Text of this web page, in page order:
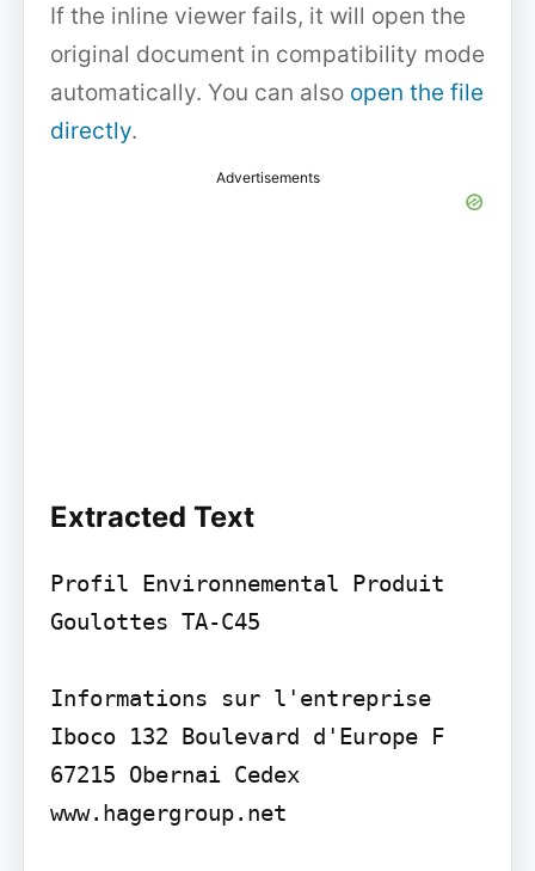
If the inline viewer fails, it will open the
original document in compatibility mode
automatically. You can also open the file
directly.
Advertisements
Extracted Text
Profil Environnemental Produit
Goulottes TA-C45
Informations sur l'entreprise
Iboco 132 Boulevard d'Europe F
67215 Obernai Cedex
www.hagergroup.net